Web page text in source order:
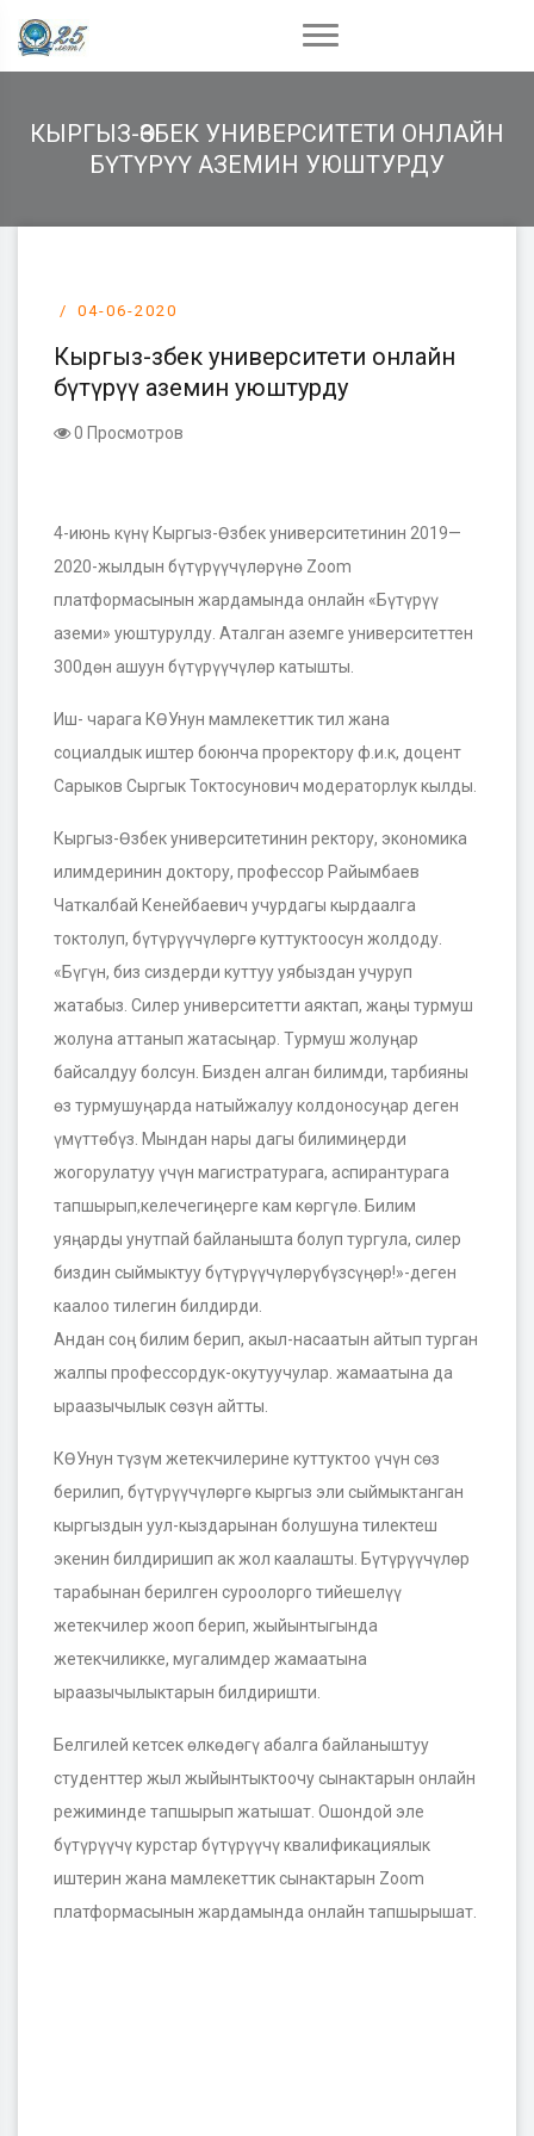
КЫРГЫЗ-ӨЗБЕК УНИВЕРСИТЕТИ ОНЛАЙН
БҮТҮРҮҮ АЗЕМИН УЮШТУРДУ
04-06-2020
Кыргыз-Өзбек университети онлайн
бүтүрүү аземин уюштурду
0 Просмотров
4-июнь күнү Кыргыз-Өзбек университетинин 2019—
2020-жылдын бүтүрүүчүлөрүнө Zoom
платформасынын жардамында онлайн «Бүтүрүү
аземи» уюштурулду. Аталган аземге университеттен
300дөн ашуун бүтүрүүчүлөр катышты.
Иш- чарага КӨУнун мамлекеттик тил жана
социалдык иштер боюнча проректору ф.и.к, доцент
Сарыков Сыргык Токтосунович модераторлук кылды.
Кыргыз-Өзбек университетинин ректору, экономика
илимдеринин доктору, профессор Райымбаев
Чаткалбай Кенейбаевич учурдагы кырдаалга
токтолуп, бүтүрүүчүлѳргө куттуктоосун жолдоду.
«Бүгүн, биз сиздерди куттуу уябыздан учуруп
жатабыз. Силер университетти аяктап, жаңы турмуш
жолуна аттанып жатасыңар. Турмуш жолуңар
байсалдуу болсун. Бизден алган билимди, тарбияны
өз турмушуңарда натыйжалуу колдоносуңар деген
үмүттѳбүз. Мындан нары дагы билимиңерди
жогорулатуу үчүн магистратурага, аспирантурага
тапшырып,келечегиңерге кам көргүлө. Билим
уяңарды унутпай байланышта болуп тургула, силер
биздин сыймыктуу бүтүрүүчүлөрүбүзсүңөр!»-деген
каалоо тилегин билдирди.
Андан соң билим берип, акыл-насаатын айтып турган
жалпы профессордук-окутуучулар. жамаатына да
ыраазычылык сөзүн айтты.
КӨУнун түзүм жетекчилерине куттуктоо үчүн сөз
берилип, бүтүрүүчүлөргө кыргыз эли сыймыктанган
кыргыздын уул-кыздарынан болушуна тилектеш
экенин билдиришип ак жол каалашты. Бүтүрүүчүлөр
тарабынан берилген суроолорго тийешелүү
жетекчилер жооп берип, жыйынтыгында
жетекчиликке, мугалимдер жамаатына
ыраазычылыктарын билдиришти.
Белгилей кетсек өлкөдөгү абалга байланыштуу
студенттер жыл жыйынтыктоочу сынактарын онлайн
режиминде тапшырып жатышат. Ошондой эле
бүтүрүүчү курстар бүтүрүүчү квалификациялык
иштерин жана мамлекеттик сынактарын Zoom
платформасынын жардамында онлайн тапшырышат.